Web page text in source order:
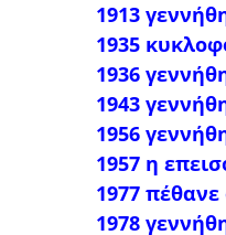
1913
1935
1936
1943
1956
1957 η
1977 πέθανε
1978